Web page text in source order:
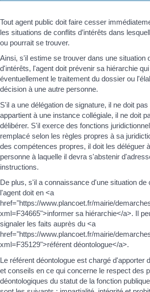
Tout agent public doit faire cesser
les situations de conflits d’intérêts dans
ou pourrait se trouver.
Ainsi, s'il estime se trouver dans une situation
d'intérêts, l'agent doit prévenir sa hiérarchie
éventuellement le traitement du dossier ou
décision à une autre personne.
S'il a une délégation de signature, il ne doit
appartient à une instance collégiale, il ne doit
délibérer. S'il exerce des fonctions
remplacé selon les règles propres à sa
des compétences propres, il doit les déléguer
personne à laquelle il devra s'abstenir
instructions.
De plus, s'il a connaissance d'une situation de
l'agent doit en <a
href="https://www.plancoet.fr/mairie/
xml=F34665">informer sa hiérarchie</a>. Il
signaler les faits auprès du <a
href="https://www.plancoet.fr/mairie/
xml=F35129">référent déontologue</a>.
Le référent déontologue est chargé d'apporter
et conseils en ce qui concerne le respect des
déontologiques du statut de la fonction